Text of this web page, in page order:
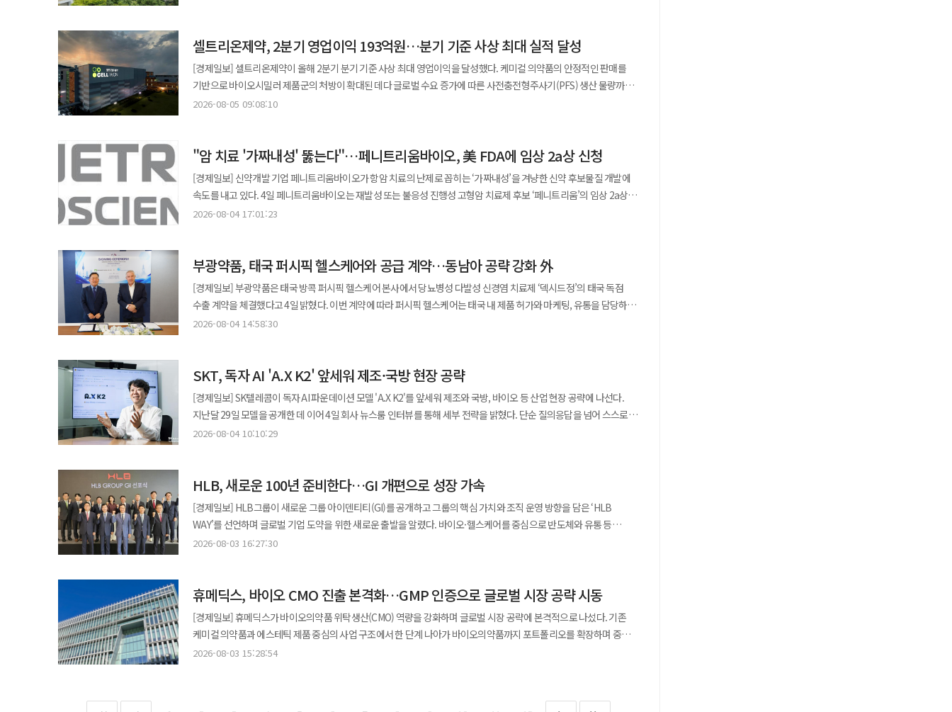
관광객이 돈을 더 쓰게 하는 정책을 잇달아 내놓고 있다. 부동산과 내국인 소비가 예전처럼 성장률을 끌어주지 못하자
다른 곳에서 빈자리를 메우고 있다.
저탄소 신사업 투자액 163억원에는 바이오 연료 설비 개선과 청정수소 프로젝트, CCU 연구개발 비용이 포함됐다. 아직
SAF와 바이오 선박유, 청정수소, CCU 가운데 특정 사업을 우선적인 성장동력으로 정한 단계는 아니다. 구체적인 매출
목표도 설정하지 않았다. GS칼텍스 관계자는 “저탄소 신사업 모두 미래 가능성을 보고 추진 중이어서 어느 분야의
기여보다 개별 사업의 상업성을 검증하고 공급망을 구축하는 데 무게가 실릴 전망이다.
효과를 동시에 강화했다. 특히 바쿠치올은 레티놀과 유사한 효능을 가지면서도 자극이 적어 낮에도 사용 가능한
성분으로 콜라겐 생성과 피부 턴오버 활성화를 돕는다. 인체적용시험을 통해 모공 축소 및 화장 끼임 개선 효과를
확인했으며 저자극 테스트와 민감성 피부 테스트를 통과해 안정성도 확보했다. 지난 5월 론칭한 아데시는 항산화 기반
안티에이징 솔루션을 내세운 프리미엄 더마 코스메틱 브랜드로 한미약품의 연구개발 역량을 바탕으로 시장 공략을
제시해 나가겠다”고 말했다. ◆“저용량 병용요법 공략”…부광약품, 에로젯정 시장 출격 부광약품이 이상지질혈증
저용량 복합제 ‘에로젯정 1/10mg’을 출시하며 순환기 치료제 포트폴리오를 확대했다고 5일 밝혔다. 에로젯정은
피타바스타틴과 에제티미브를 결합한 복합제로 총 콜레스테롤과 LDL-콜레스테롤, 중성지방 등을 낮추고 HDL-
출시로 이상지질혈증 치료 선택지를 확대했다”며 “효과와 안전성을 동시에 고려한 대안으로 시장 경쟁력을 높여
나가겠다”고 말했다. 한편 부광약품은 한국세르비에와 고혈압 및 협심증 치료제 7종에 대한 공동판매 협약을 체결하며
순환기 사업 확장에 속도를 내고 있다.
개발과 상업화에 대한 독점 권리를 확보한다. 계약 규모는 선급금과 개발·허가·상업화 단계별 마일스톤을 포함해 최대
3억6500만 달러(약 5200억원)에 달한다. 여기에 제품 출시 이후 발생하는 순매출에 대한 판매 로열티도 별도로
지급받게 된다. ALT-B4는 알테오젠이 자체 개발한 재조합 인간 히알루로니다제로 기존 정맥주사 형태의
바이오의약품을 보다 간편한 피하주사로 전환할 수 있도록 돕는 핵심 기술이다. 약물이 인체에 투여될 때 세포외기질에
존재하는 히알루로난을 일시적으로 분해해 약물의 확산과 흡수를 촉진하는 방식이다. 이를 통해 투여 시간을 단축하고
치료를 짧은 시간 내 자가 투여가 가능한 피하주사로 바꿀 수 있다는 점에서 환자 접근성과 의료 효율성을 동시에 개선할
수 있을 것으로 기대된다. 항암제와 희귀질환 치료제 등 다양한 분야에서 활용 가능성이 제기되는 이유다. 알테오젠은
그간 ADC(항체-약물접합체), 바이오베터, 바이오시밀러 등 다양한 분야에서 연구개발 역량을 축적해온 기업이다.
NexP®, NexMab® 등 자체 플랫폼 기술을 기반으로 장기지속형 치료제와 차세대 바이오의약품 개발을 병행하고 있으며
이번 계약을 계기로 플랫폼 사업 확대에 더욱 속도를 낼 전망이다. 전태연 알테오젠 대표는 “미충족 의료 수요가 높은
한번 입증한 사례로 보고 있다. 특히 글로벌 제약사들이 투여 편의성을 높이기 위한 제형 전환 기술 확보에 적극 나서고
있는 가운데 ALT-B4가 향후 대형 블록버스터 의약품과 결합될 가능성에도 관심이 쏠린다.
셀트리온제약, 2분기 영업이익 193억원…분기 기준 사상 최대 실적 달성
[경제일보] 셀트리온제약이 올해 2분기 분기 기준 사상 최대 영업이익을 달성했다. 케미컬 의약품의 안정적인 판매를
기반으로 바이오시밀러 제품군의 처방이 확대된 데다 글로벌 수요 증가에 따른 사전충전형주사기(PFS) 생산 물량까지
크게 늘면서 실적 개선을 이끌었다. 5일 업계에 따르면 셀트리온제약은 올해 2분기 연결 기준 매출 1533억원, 영업이익
바이오의약품, 위수탁생산(CMO) 사업이 모두 두 자릿수 이상의 성장세를 기록하며 실적을 뒷받침했다. 케미컬 사업
부문은 670억원의 매출을 올렸다. 간장질환 치료제 시장의 대표 품목인 ‘고덱스’는 전년 동기 대비 10.1% 증가한
177억원의 매출을 기록하며 실적을 견인했다. 고덱스는 꾸준한 처방 확대와 안정적인 시장 지배력을 바탕으로
셀트리온제약의 핵심 캐시카우 역할을 이어가고 있다는 평가다. 바이오 사업 부문 역시 성장세를 이어갔다. 2분기
매출은 366억원으로 지난해 같은 기간보다 12.5% 증가했다. 자가면역질환 치료제 ‘램시마’는 19.2% 늘어난
주요 상급종합병원을 중심으로 신규 처방이 확대되며 가파른 성장세를 나타냈다. 2분기 매출은 12억원으로 전년 동기
대비 206.5% 증가했다. 아직 매출 규모는 크지 않지만 시장 진입 초기 단계에서 빠른 처방 확대가 이뤄지고 있다는
점에서 향후 성장 가능성을 보여줬다는 평가다. 위수탁생산(CMO) 사업은 이번 분기 실적 개선의 핵심 동력으로 꼽힌다.
해당 부문 매출은 497억원으로 지난해 같은 기간보다 53.4% 증가했다. 글로벌 시장에서 바이오의약품 수요가
사업의 비중도 함께 확대됐다. 업계에서는 CMO 사업의 성장세가 앞으로도 셀트리온제약의 실적 안정성을 높이는
역할을 할 것으로 보고 있다. 사업 부문별로 성장 축이 다변화되고 있다는 점도 긍정적인 요소로 평가된다. 특정
품목이나 사업에 의존하기보다 케미컬 의약품의 안정적인 수익 창출, 바이오시밀러 처방 확대, 글로벌 생산 사업 확대가
셀트리온제약 관계자는 “케미컬 의약품의 안정적인 판매와 바이오시밀러 제품군의 성장, 글로벌 수요 증가에 따른 생산
확대가 이번 실적 개선으로 이어졌다”며 “하반기에도 주력 제품의 판매 경쟁력을 강화하고 시장 수요에 유연하게
대응할 수 있는 생산 역량을 지속적으로 운영해 안정적인 성장 기반을 이어가겠다”고 말했다.
2026-08-05 09:08:10
"암 치료 '가짜내성' 뚫는다"…페니트리움바이오, 美 FDA에 임상 2a상 신청
[경제일보] 신약개발 기업 페니트리움바이오가 항암 치료의 난제로 꼽히는 ‘가짜내성’을 겨냥한 신약 후보물질 개발에
속도를 내고 있다. 4일 페니트리움바이오는 재발성 또는 불응성 진행성 고형암 치료제 후보 ‘페니트리움’의 임상 2a상
시험계획(IND)을 미국 식품의약국(FDA)에 신청했다고 밝혔다. 이번 임상은 기존 치료에 반응하지 않거나 재발한
둘러싼 세포외기질(ECM)을 부드럽게 만들어 암 조직의 구조적 장벽을 완화하는 기전을 갖고 있다. 일반적으로
고형암은 경직된 ECM으로 인해 약물이 종양 내부까지 충분히 도달하지 못하는 문제가 있는데 이를 ‘가짜내성’ 현상으로
부르기도 한다. 페니트리움은 이러한 장벽을 낮춰 기존 항암제가 보다 깊숙이 침투할 수 있도록 돕는 플랫폼형 신약
후보물질이다. 페니트리움바이오는 이번 임상을 통해 페니트리움의 유효성과 안전성을 동시에 검증할 계획이다.
임상시험은 미국 내 3개 기관에서 총 18명의 환자를 대상으로 진행되며 무작위 배정·공개·다기관 방식으로 설계됐다.
IND 승인일로부터 최대 24개월로 설정됐으며 환자 등록 속도에 따라 일정은 일부 조정될 수 있다. 회사 측은 향후 FDA의
승인 여부와 임상 진행 상황에 대해서도 순차적으로 공시할 방침이다. 업계에서는 이번 임상이 성공적으로 진행될 경우
항암 치료 패러다임에 적지 않은 변화를 가져올 수 있을 것으로 기대하고 있다. 특히 기존 항암제의 효과를 극대화하는
병용 전략은 비교적 빠른 상업화 가능성을 갖는 접근법으로 평가된다. 다만 아직 초기 임상 단계인 만큼 실제 치료 효과와
안전성 입증까지는 상당한 시간이 필요하다는 신중론도 함께 제기된다. 글로벌 제약·바이오 시장에서 고형암 치료제
만큼 향후 임상 결과에 따라 기술이전이나 공동개발 등 다양한 사업 기회도 열릴 것으로 기대된다.
2026-08-04 17:01:23
부광약품, 태국 퍼시픽 헬스케어와 공급 계약…동남아 공략 강화 外
[경제일보] 부광약품은 태국 방콕 퍼시픽 헬스케어 본사에서 당뇨병성 다발성 신경염 치료제 ‘덱시드정’의 태국 독점
수출 계약을 체결했다고 4일 밝혔다. 이번 계약에 따라 퍼시픽 헬스케어는 태국 내 제품 허가와 마케팅, 유통을 담당하고
부광약품은 제품 공급과 허가 지원을 맡아 현지 시장 진출을 본격화한다. 퍼시픽 헬스케어는 1961년 설립된 태국
사용되는 전문의약품이다. 국내외 진료지침에서 병인치료제로 권고되고 있으며 현재 한국과 캄보디아, 필리핀에서
판매되고 베트남에서도 허가 절차가 진행 중이다. 이제영 부광약품 대표는 “덱시드정의 해외 시장 확대에 속도를 내고
태국을 교두보로 아세안 시장 공략을 확대해 나가겠다”고 말했다. ◆루온셀, 현대백화점 클린뷰티 ‘비클린’ 목동점 입점
동국제약의 더마 비건 코스메틱 브랜드 ‘루온셀(LUONCELL)’이 현대백화점의 클린뷰티 편집숍 ‘비클린(Be CLEAN)’
목동점에 입점했다고 4일 밝혔다. 비클린은 성분 안전성, 브랜드 철학, 지속가능성을 기준으로 엄선된 브랜드만
에센스’와 출시 한 달 만에 2026년 화해 시트마스크 모공 효능 부문 1위를 기록한 ‘하이리프트 겔마스크’를 만나볼 수
있다. 이외에도 피부 진정과 보습을 동시에 케어하는 ‘듀얼 아쿠아 크림’, 식물성 PDRN을 10% 함유한 ‘PDRN 세럼’,
활성 비타민C를 캡슐화한 ‘비타씨 세럼’ 등 다양한 제품이 판매된다. 동국제약 관계자는 “클린뷰티와 가치 소비를
지향하는 비클린과 브랜드 방향성이 부합해 입점이 이뤄졌다”며 “오프라인 접점을 확대해 소비자와의 만남을 강화해
컨디션 개선과 안티에이징 케어를 지원한다. ◆메디톡스, 첫 MAP 심포지엄…임상 전략 공유 바이오제약기업
메디톡스가 서울 강남 그랜드 머큐어 임피리얼 팰리스에서 의료진 대상 학술 행사 ‘MAP 심포지엄’을 개최했다고 4일
밝혔다. 이번 행사는 신규 학술교육 프로그램 ‘MAP’ 출범 이후 처음 열린 자리로 주요 제품에 대한 임상 경험이 풍부한
2026-08-04 14:58:30
SKT, 독자 AI 'A.X K2' 앞세워 제조·국방 현장 공략
[경제일보] SK텔레콤이 독자 AI 파운데이션 모델 'A.X K2'를 앞세워 제조와 국방, 바이오 등 산업 현장 공략에 나선다.
지난달 29일 모델을 공개한 데 이어 4일 회사 뉴스룸 인터뷰를 통해 세부 전략을 밝혔다. 단순 질의응답을 넘어 스스로
계획을 세우고 도구를 활용해 업무를 수행하는 '에이전틱 AI'를 구현해 한국형 소버린 AI 생태계를 만들겠다는 구상이다.
냈다"고 말했다. ◆ 매개변수 6880억개, 추론엔 330억개만 활성화 A.X K2는 매개변수 6880억개 규모의
초거대언어모델(LLM)이다. 직전 모델인 519B 규모 A.X K1보다 커졌지만 추론 과정에서는 330억개(33B)만
활성화하는 MoE 구조를 적용해 추론 비용은 기존 수준으로 유지했다. 국내외 14개 벤치마크 평균 성능은 A.X K1 대비
32.2%포인트, 장문 이해와 AI 에이전트 평가에서는 83.9%포인트 개선됐다. 초고난도 수학 벤치마크 'Apex' 점수는
1.0에서 45.8로 뛰었고 AIME26에서는 97.1점을 기록했다. 한국어 지식 평가(KMMLU-Pro) 80.5점, 한국 문화 이해
차례 대화와 도구 호출, 긴 문서 참조를 반복하는 AI 에이전트 특성상 긴 문맥 처리 효율이 중요한데 SGA는 입력이
길어질수록 처리 속도와 안정성이 오르도록 설계됐다. 120K 토큰 입력 기준 토큰 처리량은 A.X K1 대비 67.7%
개선됐다. 텍스트 모델 외에 제조 도면과 문서를 이해하는 비전언어모델 'A.X K2 VL', 상담·회의 음성을 분석하는 'A.X
K2 ALM', 크래프톤과 공동 개발한 음성 모델 'A.X K2 라온스피치'도 함께 공개해 멀티모달 구성을 갖췄다. 산업 현장
2026-08-04 10:10:29
HLB, 새로운 100년 준비한다…GI 개편으로 성장 가속
[경제일보] HLB그룹이 새로운 그룹 아이덴티티(GI)를 공개하고 그룹의 핵심 가치와 조직 운영 방향을 담은 ‘HLB
WAY’를 선언하며 글로벌 기업 도약을 위한 새로운 출발을 알렸다. 바이오·헬스케어를 중심으로 반도체와 유통 등
다양한 분야로 사업 영역을 확장해 온 HLB그룹이 통합된 브랜드 정체성을 기반으로 성장 전략을 더욱 구체화하는
변경을 넘어 그룹이 지향하는 미래 방향성과 기업 철학을 공유하는 자리로 마련됐다. HLB그룹은 새로운 GI와 HLB
WAY를 통해 변화와 도전을 두려워하지 않는 혁신 기업으로 거듭나고 글로벌 시장에서 경쟁력을 갖춘 기업으로
성장하겠다는 의지를 밝혔다. 새롭게 공개된 GI에는 HLB그룹의 핵심 철학인 ‘Human Life Better’가 담겼다. 이는
사람의 삶을 더 나은 방향으로 변화시키겠다는 그룹의 비전을 의미한다. 새 디자인은 HLB가 걸어온 성장 과정과 앞으로
나아갈 미래 방향성을 하나의 시각적 언어로 표현했다. 특히 새 GI에는 혁신(Innovation), 연결(Connection), 확장
2026-08-03 16:27:30
휴메딕스, 바이오 CMO 진출 본격화…GMP 인증으로 글로벌 시장 공략 시동
[경제일보] 휴메딕스가 바이오의약품 위탁생산(CMO) 역량을 강화하며 글로벌 시장 공략에 본격적으로 나섰다. 기존
케미컬 의약품과 에스테틱 제품 중심의 사업 구조에서 한 단계 나아가 바이오의약품까지 포트폴리오를 확장하며 중장기
성장 동력 확보에 속도를 내는 모습이다. 3일 휴온스그룹에 따르면 계열사인 휴메딕스는 식품의약품안전처로부터
2026-08-03 15:28:54